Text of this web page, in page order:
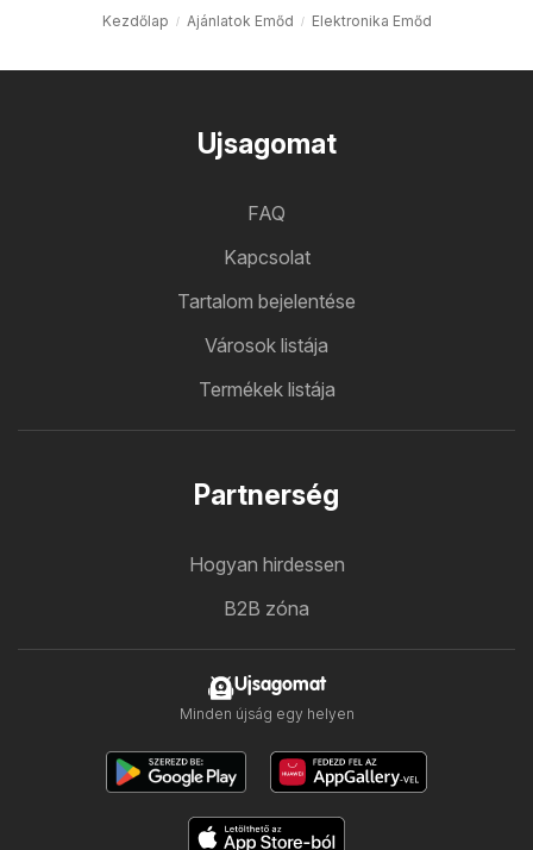
Kezdőlap Ajánlatok Emőd Elektronika Emőd
Ujsagomat
FAQ
Kapcsolat
Tartalom bejelentése
Városok listája
Termékek listája
Partnerség
Hogyan hirdessen
B2B zóna
Ujsagomat
Minden újság egy helyen